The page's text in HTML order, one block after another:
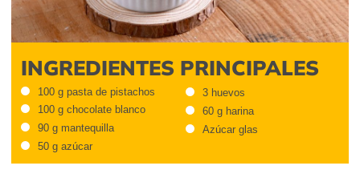
INGREDIENTES PRINCIPALES
100 g pasta de pistachos
100 g chocolate blanco
90 g mantequilla
50 g azúcar
3 huevos
60 g harina
Azúcar glas